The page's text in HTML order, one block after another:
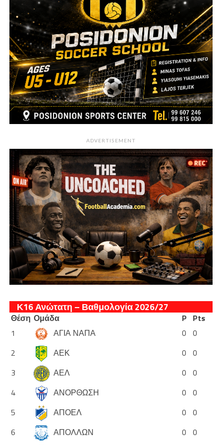
ADVERTISEMENT
Κ16 Ανώτατη – Βαθμολογία 2026/27
Θέση Ομάδα P Pts
1
ΑΓΙΑ ΝΑΠΑ 0 0
2
ΑΕΚ 0 0
3
ΑΕΛ 0 0
4
ΑΝΟΡΘΩΣΗ 0 0
5
ΑΠΟΕΛ 0 0
6
ΑΠΟΛΛΩΝ 0 0